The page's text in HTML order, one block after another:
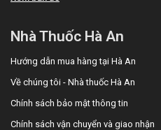
Nhà Thuốc Hà An
Hướng dẫn mua hàng tại Hà An
Về chúng tôi - Nhà thuốc Hà An
Chính sách bảo mật thông tin
Chính sách vận chuyển và giao nhận